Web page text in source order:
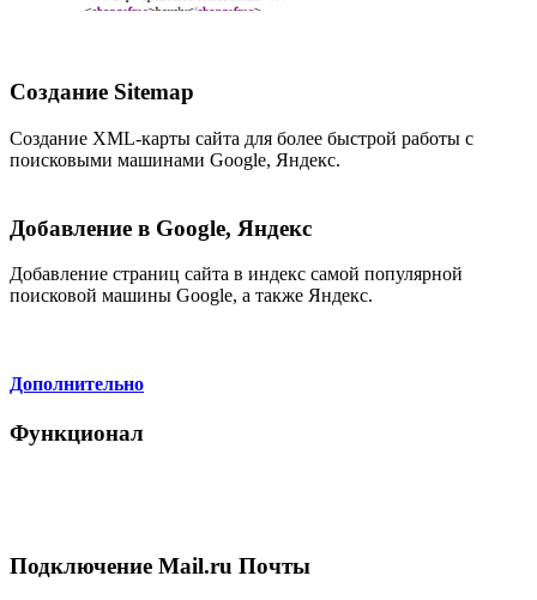
Создание Sitemap
Создание XML-карты сайта для более быстрой работы с
поисковыми машинами Google, Яндекс.
Добавление в Google, Яндекс
Добавление страниц сайта в индекс самой популярной
поисковой машины Google, а также Яндекс.
Дополнительно
Функционал
Подключение Mail.ru Почты